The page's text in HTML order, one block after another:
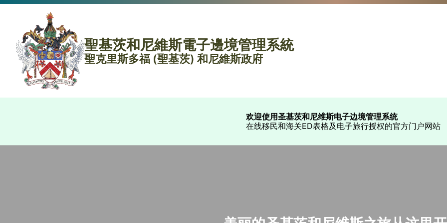
聖基茨和尼維斯電子邊境管理系統
聖克里斯多福 (聖基茨) 和尼維斯政府
欢迎使用圣基茨和尼维斯电子边境管理系统
在线移民和海关ED表格及电子旅行授权的官方门户网站